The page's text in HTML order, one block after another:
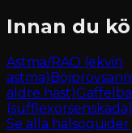
Innan du
Astma/RAO (ekvin
astma)
äldre häst)
(sufflexorsenskada)
Se alla hälsoguider